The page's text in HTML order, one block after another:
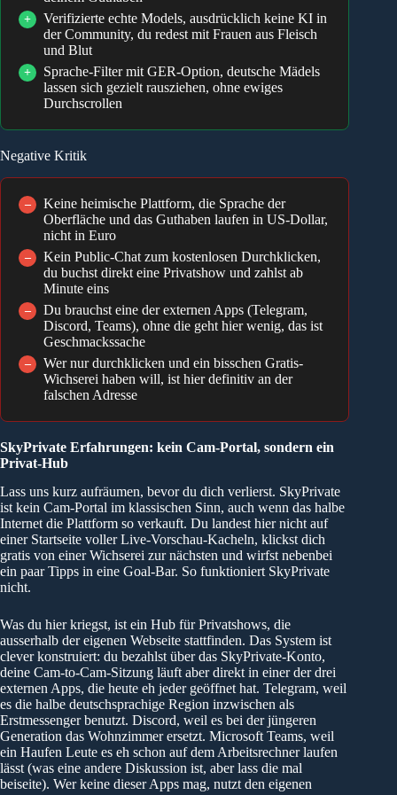
+
Verifizierte echte Models, ausdrücklich keine KI in
der Community, du redest mit Frauen aus Fleisch
und Blut
+
Sprache-Filter mit GER-Option, deutsche Mädels
lassen sich gezielt rausziehen, ohne ewiges
Durchscrollen
Negative Kritik
–
Keine heimische Plattform, die Sprache der
Oberfläche und das Guthaben laufen in US-Dollar,
nicht in Euro
–
Kein Public-Chat zum kostenlosen Durchklicken,
du buchst direkt eine Privatshow und zahlst ab
Minute eins
–
Du brauchst eine der externen Apps (Telegram,
Discord, Teams), ohne die geht hier wenig, das ist
Geschmackssache
–
Wer nur durchklicken und ein bisschen Gratis-
Wichserei haben will, ist hier definitiv an der
falschen Adresse
SkyPrivate Erfahrungen: kein Cam-Portal, sondern ein
Privat-Hub
Lass uns kurz aufräumen, bevor du dich verlierst. SkyPrivate
ist kein Cam-Portal im klassischen Sinn, auch wenn das halbe
Internet die Plattform so verkauft. Du landest hier nicht auf
einer Startseite voller Live-Vorschau-Kacheln, klickst dich
gratis von einer Wichserei zur nächsten und wirfst nebenbei
ein paar Tipps in eine Goal-Bar. So funktioniert SkyPrivate
nicht.
Was du hier kriegst, ist ein Hub für Privatshows, die
ausserhalb der eigenen Webseite stattfinden. Das System ist
clever konstruiert: du bezahlst über das SkyPrivate-Konto,
deine Cam-to-Cam-Sitzung läuft aber direkt in einer der drei
externen Apps, die heute eh jeder geöffnet hat. Telegram, weil
es die halbe deutschsprachige Region inzwischen als
Erstmessenger benutzt. Discord, weil es bei der jüngeren
Generation das Wohnzimmer ersetzt. Microsoft Teams, weil
ein Haufen Leute es eh schon auf dem Arbeitsrechner laufen
lässt (was eine andere Diskussion ist, aber lass die mal
beiseite). Wer keine dieser Apps mag, nutzt den eigenen